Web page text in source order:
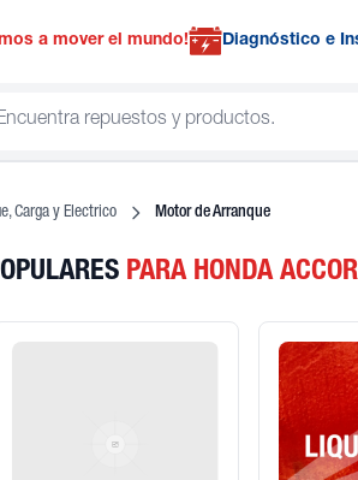
a mover el mundo! Diagnóstico e
Carga y Electrico Motor de Arranque
PARA HONDA